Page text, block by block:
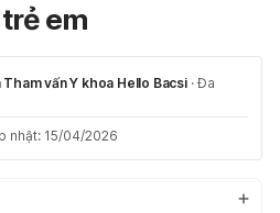
em
Tham vấn Y khoa Hello Bacsi ·Đa
nhật: 15/04/2026